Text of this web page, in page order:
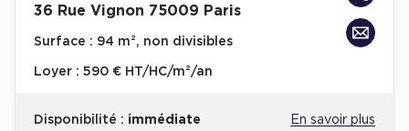
36 Rue Vignon 75009 Paris
Surface : 94 m², non divisibles
Loyer : 590 € HT/HC/m²/an
Disponibilité : immédiate En savoir plus